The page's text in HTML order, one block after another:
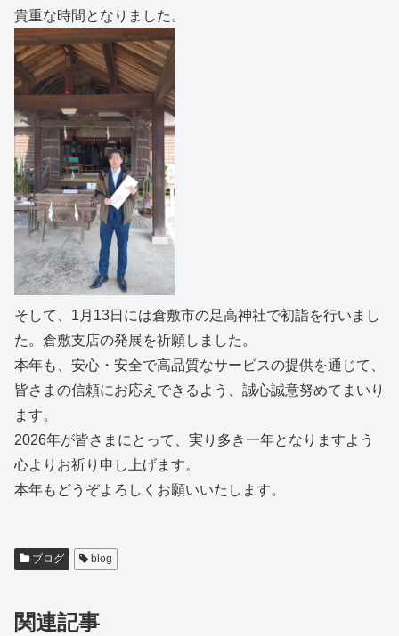
貴重な時間となりました。
そして、1月13日には倉敷市の足高神社で初詣を行いまし
た。倉敷支店の発展を祈願しました。
本年も、安心・安全で高品質なサービスの提供を通じて、
皆さまの信頼にお応えできるよう、誠心誠意努めてまいり
ます。
2026年が皆さまにとって、実り多き一年となりますよう
心よりお祈り申し上げます。
本年もどうぞよろしくお願いいたします。
ブログ blog
関連記事